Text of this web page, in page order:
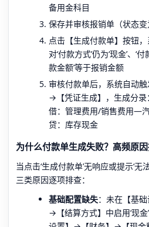
备用金科目
保存并审核报销单（状态变
点击【生成付款单】按钮
对‘付款方式’仍为‘现金’、‘
款金额’等于报销金额
审核付款单后，系统自动
→【凭证生成】，生成分录：
借：管理费用/销售费用—
贷：库存现金
为什么付款单生成失败？高频原
当点击‘生成付款单’无响应或提示‘
三类原因逐项排查：
基础配置缺失：未在【基
→【结算方式】中启用‘现